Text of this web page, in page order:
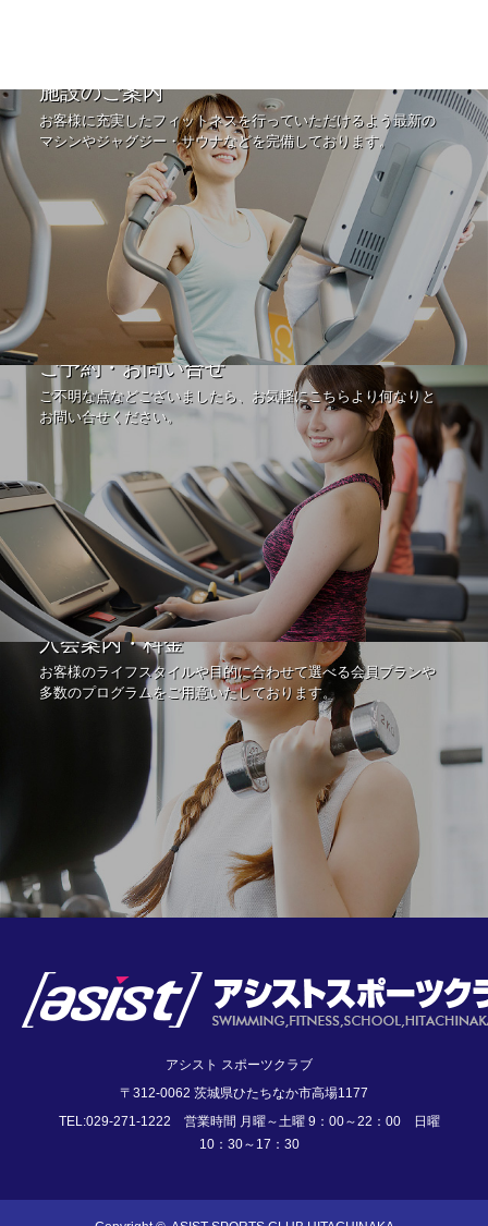
施設のご案内
お客様に充実したフィットネスを行っていただけるよう最新の
マシンやジャグジー・サウナなどを完備しております。
ご予約・お問い合せ
ご不明な点などございましたら、お気軽にこちらより何なりと
お問い合せください。
入会案内・料金
お客様のライフスタイルや目的に合わせて選べる会員プランや
多数のプログラムをご用意いたしております。
アシスト スポーツクラブ
〒312-0062 茨城県ひたちなか市高場1177
TEL:029-271-1222 営業時間 月曜～土曜 9：00～22：00 日曜
10：30～17：30